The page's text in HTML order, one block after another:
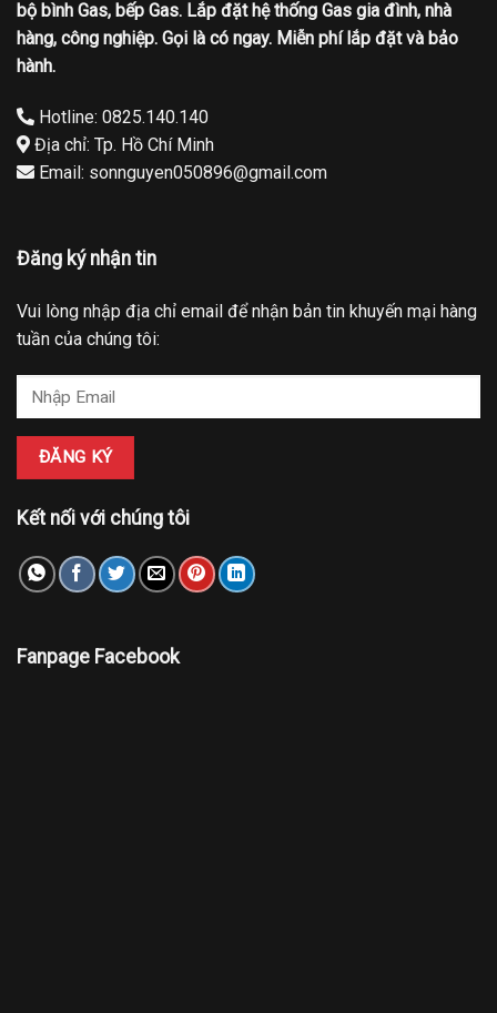
bộ bình Gas, bếp Gas. Lắp đặt hệ thống Gas gia đình, nhà
hàng, công nghiệp. Gọi là có ngay. Miễn phí lắp đặt và bảo
hành.
Hotline: 0825.140.140
Địa chỉ: Tp. Hồ Chí Minh
Email: sonnguyen050896@gmail.com
Đăng ký nhận tin
Vui lòng nhập địa chỉ email để nhận bản tin khuyến mại hàng
tuần của chúng tôi:
Kết nối với chúng tôi
Fanpage Facebook